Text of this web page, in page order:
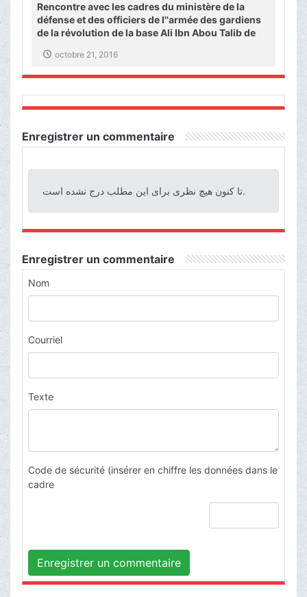
Rencontre avec les cadres du ministère de la
défense et des officiers de l''armée des gardiens
de la révolution de la base Ali Ibn Abou Talib de
octobre 21, 2016
Enregistrer un commentaire
تا کنون هیچ نظری برای این مطلب درج نشده است.
Enregistrer un commentaire
Nom
Courriel
Texte
Code de sécurité (insérer en chiffre les données dans le
cadre
Enregistrer un commentaire